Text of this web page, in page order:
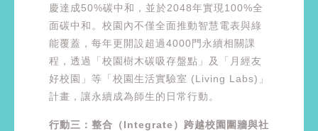
慶達成50%碳中和，並於2048年實現100%全
面碳中和。校園內不僅全面推動智慧電表與綠
能覆蓋，每年更開設超過4000門永續相關課
程，透過「校園樹木碳吸存盤點」及「月經友
好校園」等「校園生活實驗室 (Living Labs)」
計畫，讓永續成為師生的日常行動。
行動三：整合（Integrate）跨越校園圍牆與社